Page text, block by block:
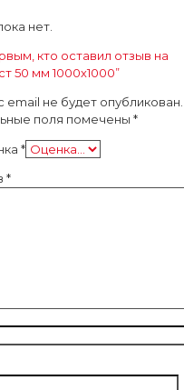
нет.
кто оставил отзыв на
50 мм 1000х1000”
email не будет опубликован.
поля помечены *
*
*